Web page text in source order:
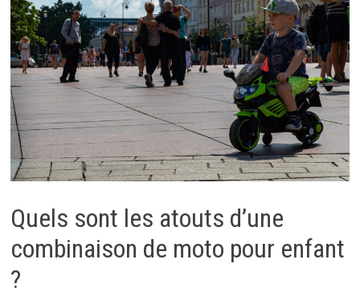
Quels sont les atouts d’une
combinaison de moto pour enfant
?